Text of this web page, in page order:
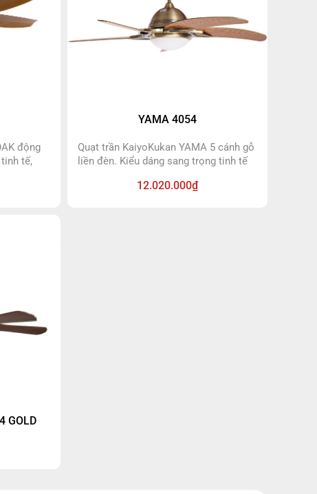
động
tế,
Đây là
YAMA 4054
Quạt trần KaiyoKukan YAMA 5 cánh gỗ
liền đèn. Kiểu dáng sang trọng tinh tế
dụng động cơ DC siêu bền, đạt nhãn
12.020.000₫
GOLD